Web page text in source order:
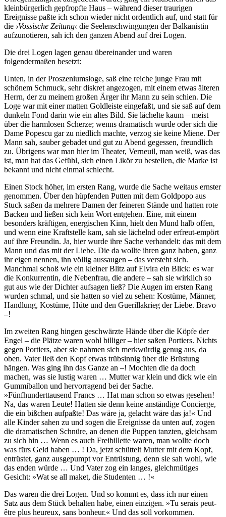
kleinbürgerlich gepfropfte Haus – während dieser traurigen
Ereignisse paßte ich schon wieder nicht ordentlich auf, und statt für
die ›Vossische Zeitung‹ die Seelenschwingungen der Balkanistin
aufzunotieren, sah ich den ganzen Abend auf drei Logen.
Die drei Logen lagen genau übereinander und waren
folgendermaßen besetzt:
Unten, in der Proszeniumsloge, saß eine reiche junge Frau mit
schönem Schmuck, sehr diskret angezogen, mit einem etwas älteren
Herrn, der zu meinem großen Ärger ihr Mann zu sein schien. Die
Loge war mit einer matten Goldleiste eingefaßt, und sie saß auf dem
dunkeln Fond darin wie ein altes Bild. Sie lächelte kaum – meist
über die harmlosen Scherze; wenns dramatisch wurde oder sich die
Dame Popescu gar zu niedlich machte, verzog sie keine Miene. Der
Mann sah, sauber gebadet und gut zu Abend gegessen, freundlich
zu. Übrigens war man hier im Theater, Verneuil, man weiß, was das
ist, man hat das Gefühl, sich einen Likör zu bestellen, die Marke ist
bekannt und nicht einmal schlecht.
Einen Stock höher, im ersten Rang, wurde die Sache weitaus ernster
genommen. Über den hüpfenden Putten mit dem Goldpopo aus
Stuck saßen da mehrere Damen der feineren Stände und hatten rote
Backen und ließen sich kein Wort entgehen. Eine, mit einem
besonders kräftigen, energischen Kinn, hielt den Mund halb offen,
und wenn eine Kraftstelle kam, sah sie lächelnd oder erfreut-empört
auf ihre Freundin. Ja, hier wurde ihre Sache verhandelt: das mit dem
Mann und das mit der Liebe. Die da wollte ihren ganz haben, ganz
ihr eigen nennen, ihn völlig aussaugen – das versteht sich.
Manchmal schoß wie ein kleiner Blitz auf Elvira ein Blick: es war
die Konkurrentin, die Nebenfrau, die andere – sah sie wirklich so
gut aus wie der Dichter aufsagen ließ? Die Augen im ersten Rang
wurden schmal, und sie hatten so viel zu sehen: Kostüme, Männer,
Handlung, Kostüme, Hüte und den Guerillakrieg der Liebe. Bravo
–!
Im zweiten Rang hingen geschwärzte Hände über die Köpfe der
Engel – die Plätze waren wohl billiger – hier saßen Portiers. Nichts
gegen Portiers, aber sie nahmen sich merkwürdig genug aus, da
oben. Vater ließ den Kopf etwas trübsinnig über die Brüstung
hängen. Was ging ihn das Ganze an –! Mochten die da doch
machen, was sie lustig waren … Mutter war klein und dick wie ein
Gummiballon und hervorragend bei der Sache.
»Fünfhunderttausend Francs … Hat man schon so etwas gesehen!
Na, das waren Leute! Hatten sie denn keine anständige Concierge,
die ein bißchen aufpaßte! Das wäre ja, gelacht wäre das ja!« Und
alle Kinder sahen zu und sogen die Ereignisse da unten auf, zogen
die dramatischen Schnüre, an denen die Puppen tanzten, gleichsam
zu sich hin … Wenn es auch Freibillette waren, man wollte doch
was fürs Geld haben … ! Da, jetzt schüttelt Mutter mit dem Kopf,
entrüstet, ganz ausgepumpt vor Entrüstung, denn sie sah wohl, wie
das enden würde … Und Vater zog ein langes, gleichmütiges
Gesicht: »Wat se all maket, die Studenten … !«
Das waren die drei Logen. Und so kommt es, dass ich nur einen
Satz aus dem Stück behalten habe, einen einzigen. »Tu serais peut-
être plus heureux, sans bonheur.« Und das soll vorkommen.